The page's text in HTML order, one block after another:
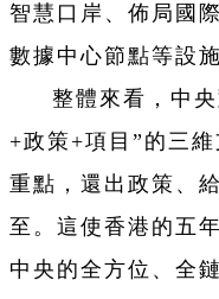
智慧口岸、佈局國
數據中心節點等設施
整體來看，中
+政策+項目”的三
重點，還出政策、
至。這使香港的五
中央的全方位、全